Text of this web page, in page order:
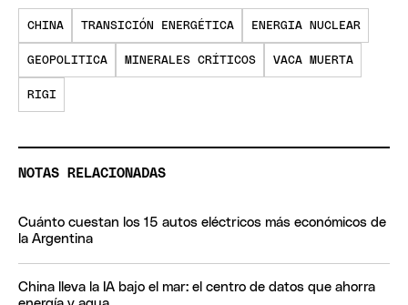
CHINA TRANSICIÓN ENERGÉTICA ENERGIA NUCLEAR
GEOPOLITICA MINERALES CRÍTICOS VACA MUERTA
RIGI
NOTAS RELACIONADAS
Cuánto cuestan los 15 autos eléctricos más económicos de
la Argentina
China lleva la IA bajo el mar: el centro de datos que ahorra